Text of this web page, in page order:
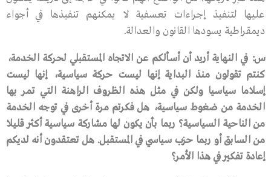
عليها لتنفيذ إجراءات تعسفية لا يمكنهم تنفيذها في أجواء
ديمقراطية يسودها القانون والعدالة.
س: في النهاية أريد أن أسألكم عن الاتجاه المستقبلي لحركة الخدمة،
كنتم تقولون منذ البداية إنها ليست حركة سياسية، إنها ليست
إسلاما سياسيا ولكن في مثل هذه الظروف الراهنة التي تمر بها
الخدمة من ضغوط سياسية، هل فكرتم مرة أخرى في توجه الخدمة
من الناحية السياسية؟ ربما بأن يكون لها مشاركة سياسية أكثر قليلا
من السابق أو ربما حزب سياسي في المستقبل. هل تعتقدون أنه لديكم
إعادة تفكيرفي هذا الأمر؟